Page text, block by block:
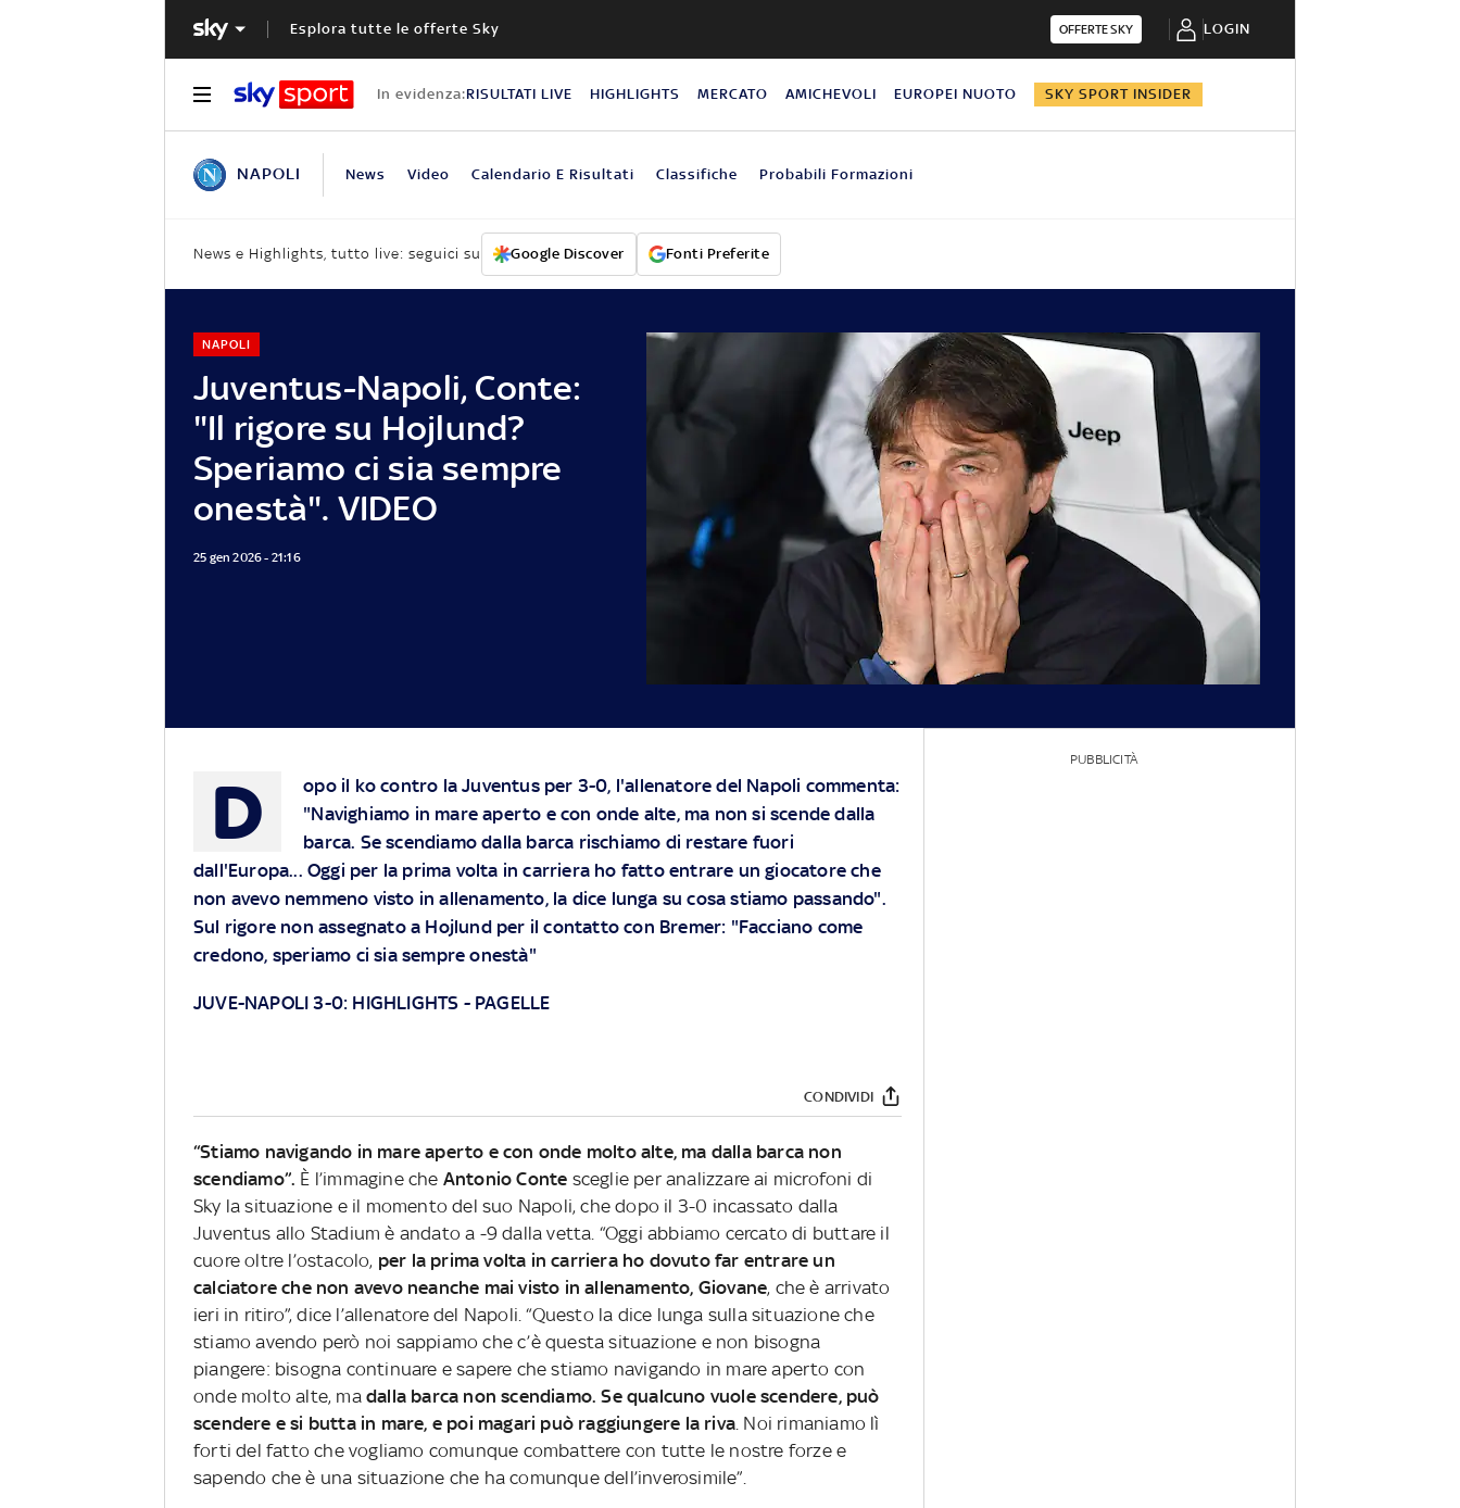
Esplora tutte le offerte Sky OFFERTE SKY LOGIN
In evidenza:RISULTATI LIVE HIGHLIGHTS MERCATO AMICHEVOLI EUROPEI NUOTO SKY SPORT INSIDER
NAPOLI News Video Calendario E Risultati Classifiche Probabili Formazioni
News e Highlights, tutto live: seguici su Google Discover Fonti Preferite
Juventus-Napoli, Conte:
"Il rigore su Hojlund?
Speriamo ci sia sempre
onestà". VIDEO
NAPOLI
25 gen 2026 - 21:16
D
opo il ko contro la Juventus per 3-0, l'allenatore del Napoli commenta:
"Navighiamo in mare aperto e con onde alte, ma non si scende dalla
barca. Se scendiamo dalla barca rischiamo di restare fuori
dall'Europa... Oggi per la prima volta in carriera ho fatto entrare un giocatore che
non avevo nemmeno visto in allenamento, la dice lunga su cosa stiamo passando".
Sul rigore non assegnato a Hojlund per il contatto con Bremer: "Facciano come
credono, speriamo ci sia sempre onestà"
JUVE-NAPOLI 3-0: HIGHLIGHTS - PAGELLE
CONDIVIDI
“Stiamo navigando in mare aperto e con onde molto alte, ma dalla barca non
scendiamo”. È l’immagine che Antonio Conte sceglie per analizzare ai microfoni di
Sky la situazione e il momento del suo Napoli, che dopo il 3-0 incassato dalla
Juventus allo Stadium è andato a -9 dalla vetta. “Oggi abbiamo cercato di buttare il
cuore oltre l’ostacolo, per la prima volta in carriera ho dovuto far entrare un
calciatore che non avevo neanche mai visto in allenamento, Giovane, che è arrivato
ieri in ritiro”, dice l’allenatore del Napoli. “Questo la dice lunga sulla situazione che
stiamo avendo però noi sappiamo che c’è questa situazione e non bisogna
piangere: bisogna continuare e sapere che stiamo navigando in mare aperto con
onde molto alte, ma dalla barca non scendiamo. Se qualcuno vuole scendere, può
scendere e si butta in mare, e poi magari può raggiungere la riva. Noi rimaniamo lì
forti del fatto che vogliamo comunque combattere con tutte le nostre forze e
sapendo che è una situazione che ha comunque dell’inverosimile”.
PUBBLICITÀ